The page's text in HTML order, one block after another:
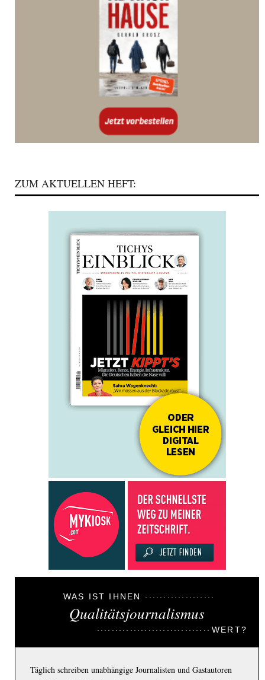
ZUM AKTUELLEN HEFT:
WAS IST IHNEN
Qualitätsjournalismus
WERT?
Täglich schreiben unabhängige Journalisten und Gastautoren